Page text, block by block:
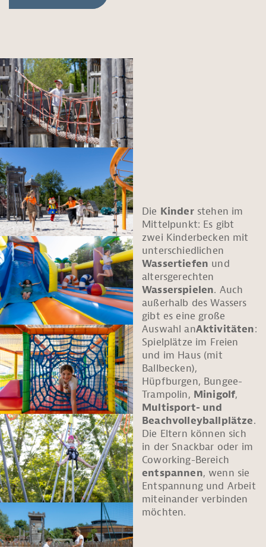
Die Kinderstehen im
Mittelpunkt: Es gibt
zwei Kinderbecken mit
unterschiedlichen
Wassertiefen und
altersgerechten
Wasserspielen. Auch
außerhalb des Wassers
gibt es eine große
Auswahl anAktivitäten:
Spielplätze im Freien
und im Haus (mit
Ballbecken),
Hüpfburgen, Bungee-
Trampolin, Minigolf,
Multisport- und
Beachvolleyballplätze.
Die Eltern können sich
in der Snackbar oder im
Coworking-Bereich
entspannen, wenn sie
Entspannung und Arbeit
miteinander verbinden
möchten.